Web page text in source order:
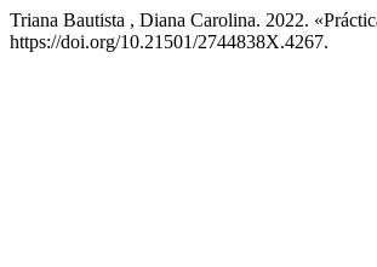
Triana Bautista , Diana Carolina. 2022.
https://doi.org/10.21501/2744838X.4267.